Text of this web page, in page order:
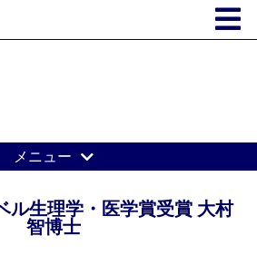
メニュー
ル生理学・医学賞受賞 大村
智博士